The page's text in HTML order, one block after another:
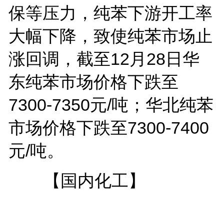
保等压力，纯苯下游开工率
大幅下降，致使纯苯市场止
涨回调，截至12月28日华
东纯苯市场价格下跌至
7300-7350元/吨；华北纯苯
市场价格下跌至7300-7400
元/吨。
【国内化工】